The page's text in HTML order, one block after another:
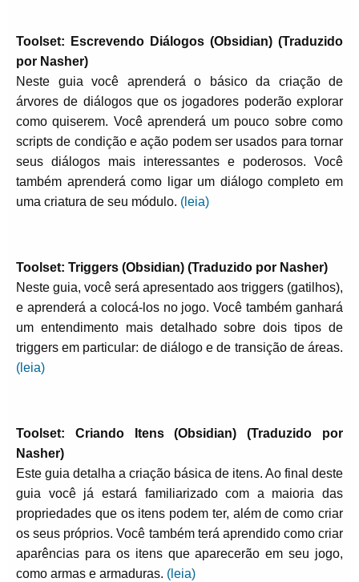
Toolset: Escrevendo Diálogos (Obsidian) (Traduzido
por Nasher)
Neste guia você aprenderá o básico da criação de
árvores de diálogos que os jogadores poderão explorar
como quiserem. Você aprenderá um pouco sobre como
scripts de condição e ação podem ser usados para tornar
seus diálogos mais interessantes e poderosos. Você
também aprenderá como ligar um diálogo completo em
uma criatura de seu módulo. (leia)
Toolset: Triggers (Obsidian) (Traduzido por Nasher)
Neste guia, você será apresentado aos triggers (gatilhos),
e aprenderá a colocá-los no jogo. Você também ganhará
um entendimento mais detalhado sobre dois tipos de
triggers em particular: de diálogo e de transição de áreas.
(leia)
Toolset: Criando Itens (Obsidian) (Traduzido por
Nasher)
Este guia detalha a criação básica de itens. Ao final deste
guia você já estará familiarizado com a maioria das
propriedades que os itens podem ter, além de como criar
os seus próprios. Você também terá aprendido como criar
aparências para os itens que aparecerão em seu jogo,
como armas e armaduras. (leia)